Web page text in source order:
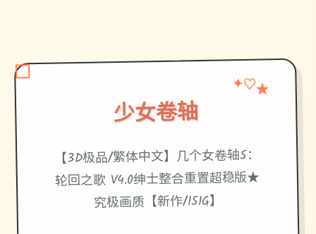
少女卷轴
✦♡★
【3D极品/繁体中文】几个女卷轴5：
轮回之歌 V4.0绅士整合重置超稳版★
究极画质【新作/151G】